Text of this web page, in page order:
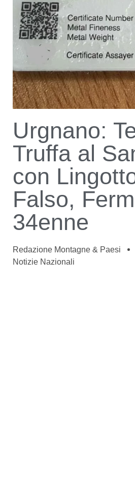
Urgnano:
Truffa al
con
Falso,
34enne
Redazione Montagne & Paesi
Notizie Nazionali